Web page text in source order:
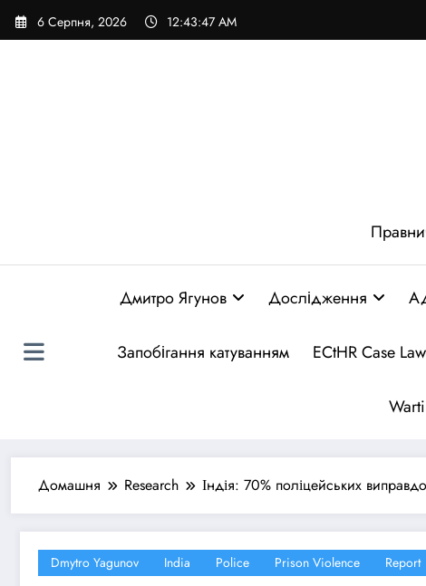
Перейти
до
6 Серпня, 2026 12:43:48 AM
Дмитро Ягунов Дослідження
Запобігання катуванням ECtHR Case Law
Домашня Research Індія: 70% поліцейських
Dmytro Yagunov India Police Prison Violence Report